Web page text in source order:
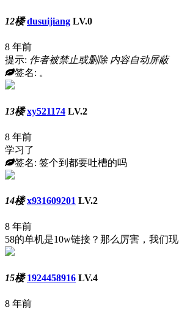
12楼 dusuijiang LV.0
8 年前
提示: 作者被禁止或删除 内容自动屏蔽
签名: 。
13楼 xy521174 LV.2
8 年前
学习了
签名: 签个到都要吐槽的吗
14楼 x931609201 LV.2
8 年前
58的单机是10w链接？那么厉害，我们
15楼 1924458916 LV.4
8 年前